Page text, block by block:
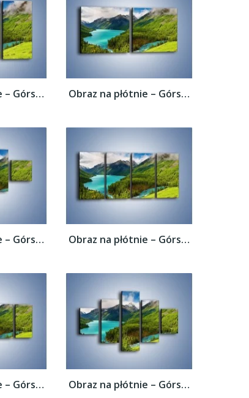
Obraz na płótnie – Górski krajobraz wiosną... Obraz na płótnie – Górski krajobraz wiosną...
Obraz na płótnie – Górski krajobraz wiosną... Obraz na płótnie – Górski krajobraz wiosną...
Obraz na płótnie – Górski krajobraz wiosną... Obraz na płótnie – Górski krajobraz wiosną...